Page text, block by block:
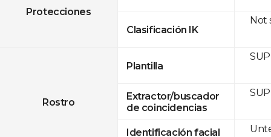
Protecciones
Clasificación IK
Rostro
Plantilla
Extractor/buscador
de coincidencias
Identificación facial
Not